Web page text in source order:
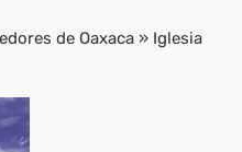
de Oaxaca » Iglesia